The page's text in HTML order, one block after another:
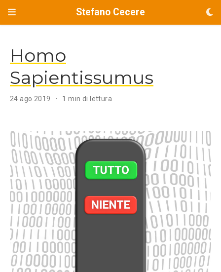
Stefano Cecere
Homo
Sapientissumus
24 ago 2019 1 min di lettura